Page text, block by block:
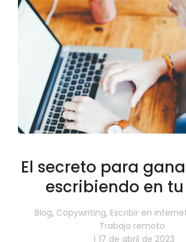
El secreto para
escribiendo en tu
Blog, Copywriting, Escribir en
Trabajo remoto
17 de abril de 2023